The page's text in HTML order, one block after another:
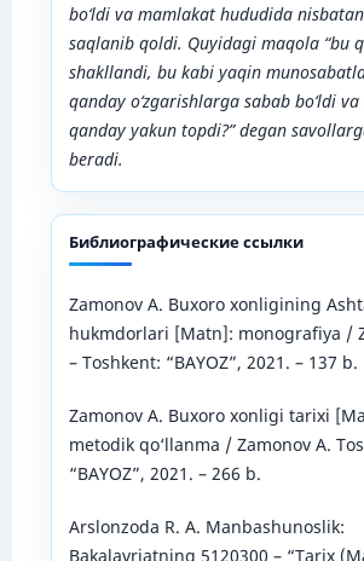
bo‘ldi va mamlakat hududida
saqlanib qoldi. Quyidagi maqola “bu
shakllandi, bu kabi yaqin
qanday o‘zgarishlarga sabab bo‘ldi
qanday yakun topdi?” degan
beradi.
Библиографические ссылки
Zamonov A. Buxoro xonligining
hukmdorlari [Matn]: monografiya /
– Toshkent: “BAYOZ”, 2021. – 137 b.
Zamonov A. Buxoro xonligi tarixi
metodik qo‘llanma / Zamonov A.
“BAYOZ”, 2021. – 266 b.
Arslonzoda R. A. Manbashunoslik:
Bаkаlаvriаtning 5120300 – “Tаriх